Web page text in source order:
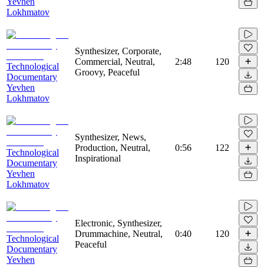
Lokhmatov
Technological
Documentary
Yevhen
Lokhmatov
Synthesizer, Corporate,
Commercial, Neutral,
Groovy, Peaceful
2:48 120
Technological
Documentary
Yevhen
Lokhmatov
Synthesizer, News,
Production, Neutral,
Inspirational
0:56 122
Technological
Documentary
Yevhen
Electronic, Synthesizer,
Drummachine, Neutral,
Peaceful
0:40 120